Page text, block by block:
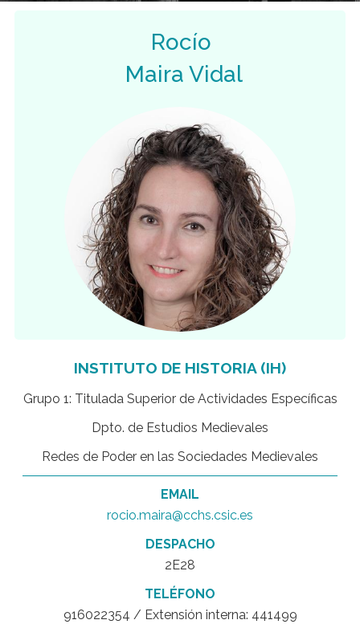
Rocío
Maira Vidal
INSTITUTO DE HISTORIA (IH)
Grupo 1: Titulada Superior de Actividades Específicas
Dpto. de Estudios Medievales
Redes de Poder en las Sociedades Medievales
EMAIL
rocio.maira@cchs.csic.es
DESPACHO
2E28
TELÉFONO
916022354 / Extensión interna: 441499